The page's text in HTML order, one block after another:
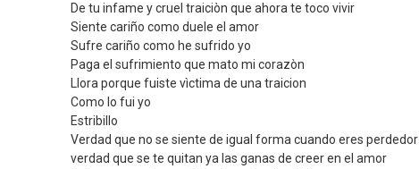
De tu infame y cruel traiciòn que ahora te toco vivir
Siente cariño como duele el amor
Sufre cariño como he sufrido yo
Paga el sufrimiento que mato mi corazòn
Llora porque fuiste vìctima de una traicion
Como lo fui yo
Estribillo
Verdad que no se siente de igual forma cuando eres perdedor
verdad que se te quitan ya las ganas de creer en el amor